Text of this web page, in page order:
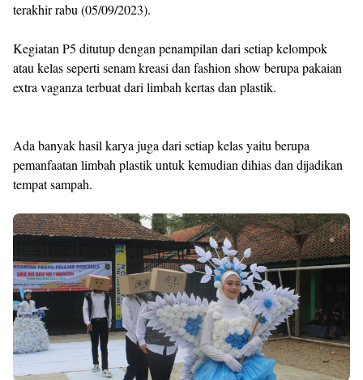
terakhir rabu (05/09/2023).
Kegiatan P5 ditutup dengan penampilan dari setiap kelompok
atau kelas seperti senam kreasi dan fashion show berupa pakaian
extra vaganza terbuat dari limbah kertas dan plastik.
Ada banyak hasil karya juga dari setiap kelas yaitu berupa
pemanfaatan limbah plastik untuk kemudian dihias dan dijadikan
tempat sampah.